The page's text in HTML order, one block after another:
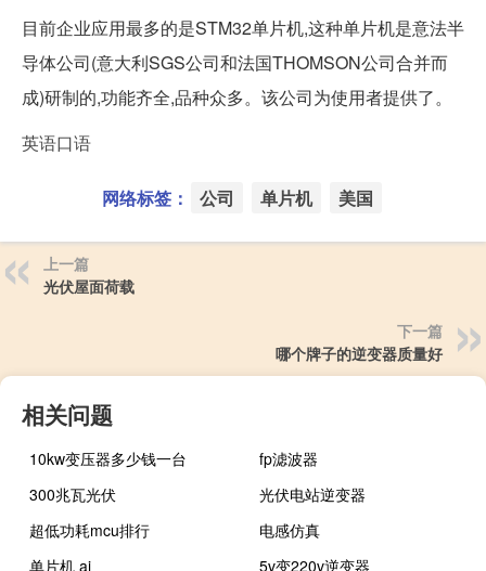
目前企业应用最多的是STM32单片机,这种单片机是意法半
导体公司(意大利SGS公司和法国THOMSON公司合并而
成)研制的,功能齐全,品种众多。该公司为使用者提供了。
英语口语
网络标签： 公司 单片机 美国
上一篇
光伏屋面荷载
下一篇
哪个牌子的逆变器质量好
相关问题
10kw变压器多少钱一台
fp滤波器
300兆瓦光伏
光伏电站逆变器
超低功耗mcu排行
电感仿真
单片机 ai
5v变220v逆变器